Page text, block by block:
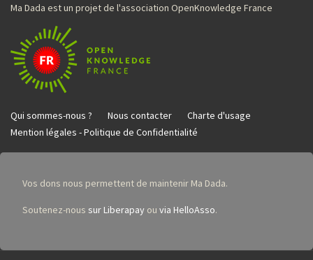
Ma Dada est un projet de l'association OpenKnowledge France
Qui sommes-nous ? Nous contacter
Charte d'usage
Mention légales - Politique de Confidentialité
Vos dons nous permettent de maintenir Ma Dada.
Soutenez-nous sur Liberapay ou via HelloAsso.